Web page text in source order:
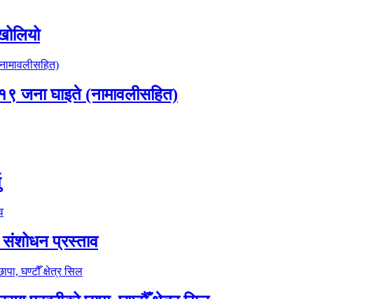
जना घाइते (नामावलीसहित)
प्रस्ताव